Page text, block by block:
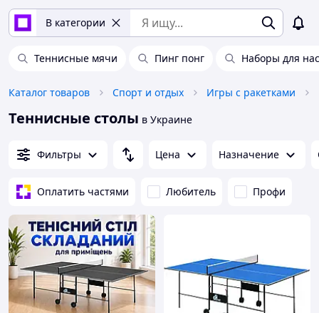
В категории
Теннисные мячи Пинг понг Наборы для
Каталог товаров Спорт и отдых Игры с ракетками
Теннисные столы в Украине
Фильтры Цена Назначение
Оплатить частями Любитель Профи